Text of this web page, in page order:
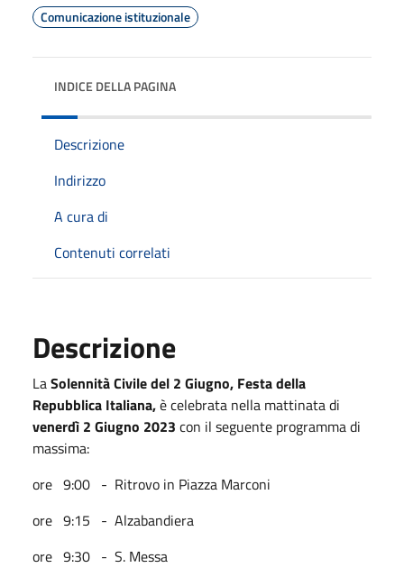
Comunicazione istituzionale
INDICE DELLA PAGINA
Descrizione
Indirizzo
A cura di
Contenuti correlati
Descrizione
LaSolennità Civile del 2 Giugno, Festa della
Repubblica Italiana,è celebrata nella mattinata di
venerdì 2 Giugno 2023 con il seguente programma di
massima:
ore 9:00 - Ritrovo in Piazza Marconi
ore 9:15 - Alzabandiera
ore 9:30 - S. Messa